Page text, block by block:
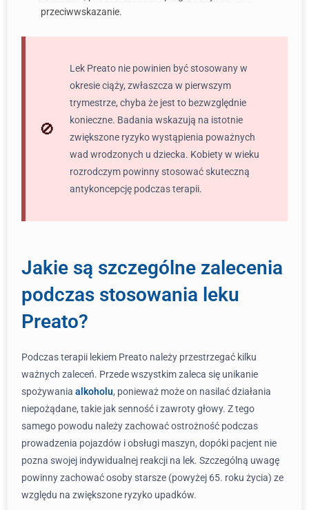
przeciwwskazanie.
Lek Preato nie powinien być stosowany w
okresie ciąży, zwłaszcza w pierwszym
trymestrze, chyba że jest to bezwzględnie
konieczne. Badania wskazują na istotnie
zwiększone ryzyko wystąpienia poważnych
wad wrodzonych u dziecka. Kobiety w wieku
rozrodczym powinny stosować skuteczną
antykoncepcję podczas terapii.
Jakie są szczególne zalecenia
podczas stosowania leku
Preato?
Podczas terapii lekiem Preato należy przestrzegać kilku
ważnych zaleceń. Przede wszystkim zaleca się unikanie
spożywania alkoholu, ponieważ może on nasilać działania
niepożądane, takie jak senność i zawroty głowy. Z tego
samego powodu należy zachować ostrożność podczas
prowadzenia pojazdów i obsługi maszyn, dopóki pacjent nie
pozna swojej indywidualnej reakcji na lek. Szczególną uwagę
powinny zachować osoby starsze (powyżej 65. roku życia) ze
względu na zwiększone ryzyko upadków.